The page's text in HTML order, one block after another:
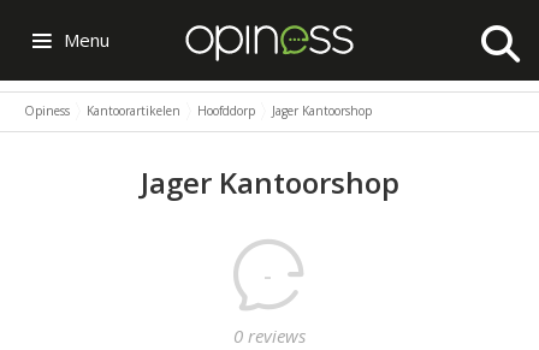
Menu
Opiness Kantoorartikelen Hoofddorp Jager Kantoorshop
Jager Kantoorshop
-
0 reviews